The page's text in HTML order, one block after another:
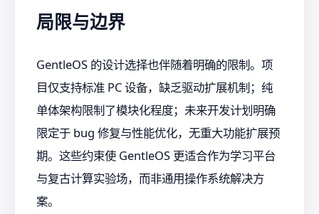
局限与边界
GentleOS 的设计选择也伴随着明确的限制。项
目仅支持标准 PC 设备，缺乏驱动扩展机制；纯
单体架构限制了模块化程度；未来开发计划明确
限定于 bug 修复与性能优化，无重大功能扩展预
期。这些约束使 GentleOS 更适合作为学习平台
与复古计算实验场，而非通用操作系统解决方
案。